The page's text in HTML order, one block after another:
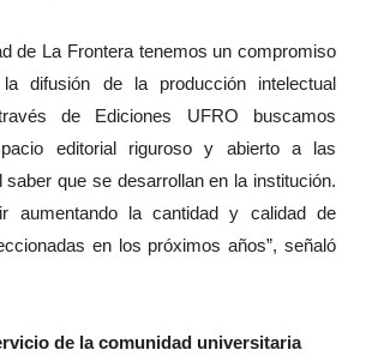
de La Frontera tenemos un compromiso
difusión de la producción intelectual
de Ediciones UFRO buscamos
editorial riguroso y abierto a las
saber que se desarrollan en la institución.
aumentando la cantidad y calidad de
en los próximos años”, señaló
de la comunidad universitaria